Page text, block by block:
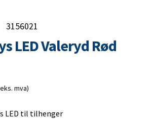
3156021
LED Valeryd Rød
mva)
LED til tilhenger